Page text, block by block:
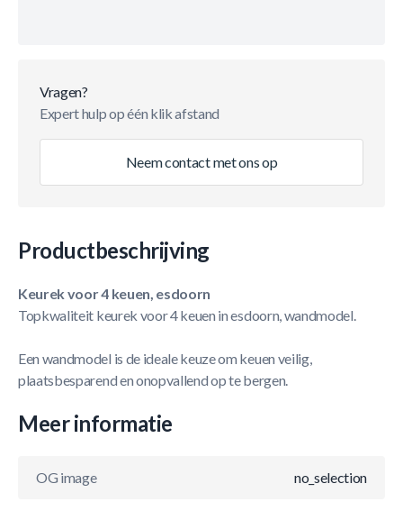
Vragen?
Expert hulp op één klik afstand
Neem contact met ons op
Productbeschrijving
Keurek voor 4 keuen, esdoorn
Topkwaliteit keurek voor 4 keuen in esdoorn, wandmodel.
Een wandmodel is de ideale keuze om keuen veilig,
plaatsbesparend en onopvallend op te bergen.
Meer informatie
OG image no_selection